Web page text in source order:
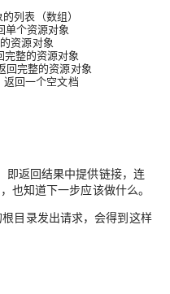
列表（数组）
单个资源对象
资源对象
整的资源对象
回完整的资源对象
回一个空文档
即返回结果中提供链接，连
也知道下一步应该做什么。
目录发出请求，会得到这样